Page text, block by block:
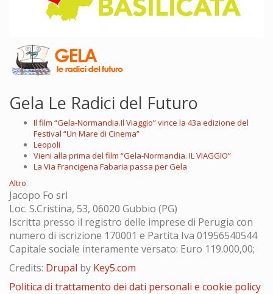
Gela Le Radici del Futuro
Il film “Gela-Normandia.Il Viaggio” vince la 43a edizione del
Festival “Un Mare di Cinema”
Leopoli
Vieni alla prima del film “Gela-Normandia. IL VIAGGIO”
La Via Francigena Fabaria passa per Gela
Altro
Jacopo Fo srl
Loc. S.Cristina, 53, 06020 Gubbio (PG)
Iscritta presso il registro delle imprese di Perugia con
numero di iscrizione 170001 e Partita Iva 01956540544
Capitale sociale interamente versato: Euro 119.000,00;
Credits: Drupal by Key5.com
Politica di trattamento dei dati personali e cookie policy